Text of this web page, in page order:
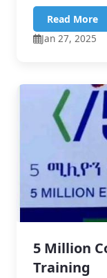
Read More
Jan 27, 2025
5 Million
Training